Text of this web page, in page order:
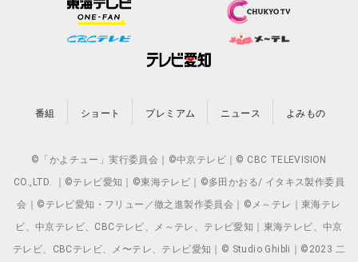
番組 ショート プレミアム ニュース よみもの
©「かよチュー」実行委員会｜©中京テレビ｜© CBC TELEVISION
CO.,LTD. ｜©テレビ愛知｜©東海テレビ｜©多田かおる/ イタキス製作委員
会｜©テレビ愛知・フリュー／徹之進製作委員会｜©メ～テレ｜東海テレ
ビ、中京テレビ、CBCテレビ、メ～テレ、テレビ愛知｜東海テレビ、中京
テレビ、CBCテレビ、メ〜テレ、テレビ愛知｜© Studio Ghibli｜©2023 二